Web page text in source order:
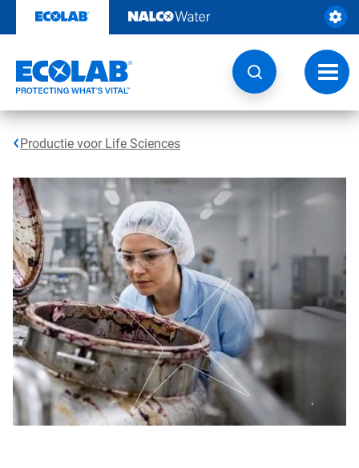
content
Productie voor Life Sciences